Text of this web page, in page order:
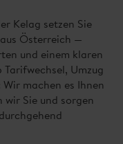
Kelag setzen Sie
Österreich —
und einem klaren
Umzug
machen es Ihnen
Sie und sorgen